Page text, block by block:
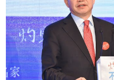
科技
影片
名家榜
灼見活動